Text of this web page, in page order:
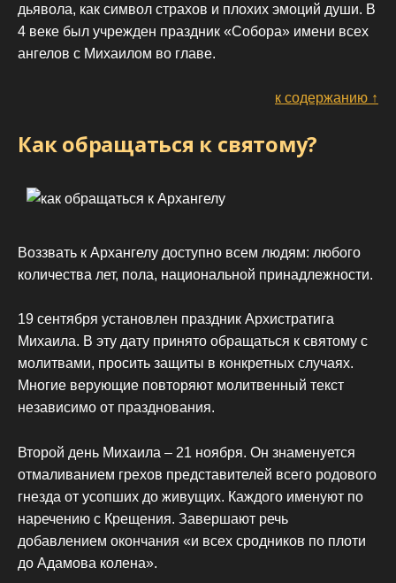
дьявола, как символ страхов и плохих эмоций души. В
4 веке был учрежден праздник «Собора» имени всех
ангелов с Михаилом во главе.
к содержанию ↑
Как обращаться к святому?
Воззвать к Архангелу доступно всем людям: любого
количества лет, пола, национальной принадлежности.
19 сентября установлен праздник Архистратига
Михаила. В эту дату принято обращаться к святому с
молитвами, просить защиты в конкретных случаях.
Многие верующие повторяют молитвенный текст
независимо от празднования.
Второй день Михаила – 21 ноября. Он знаменуется
отмаливанием грехов представителей всего родового
гнезда от усопших до живущих. Каждого именуют по
наречению с Крещения. Завершают речь
добавлением окончания «и всех сродников по плоти
до Адамова колена».